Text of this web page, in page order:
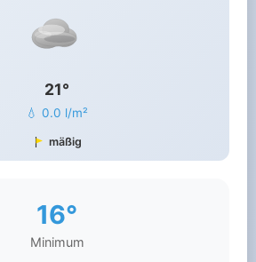
21°
💧 0.0 l/m²
mäßig
16°
Minimum